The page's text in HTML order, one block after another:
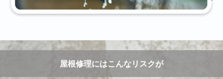
屋根修理にはこんなリスクが